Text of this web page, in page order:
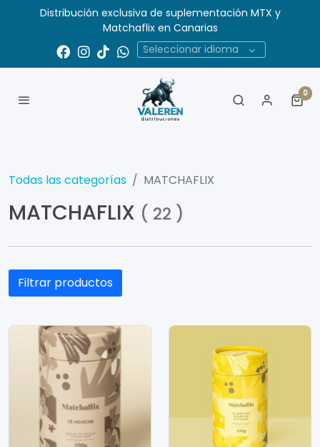
Distribución exclusiva de suplementación MTX y
Matchaflix en Canarias
Seleccionar idioma
0
Todas las categorías MATCHAFLIX
MATCHAFLIX ( 22 )
Filtrar productos